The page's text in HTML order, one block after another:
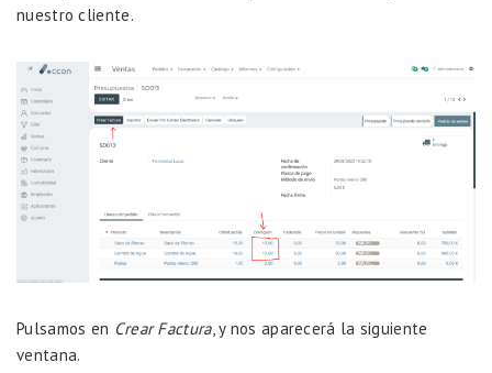
nuestro cliente.
Pulsamos en Crear Factura, y nos aparecerá la siguiente
ventana.